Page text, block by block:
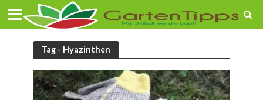
Tag - Hyazinthen